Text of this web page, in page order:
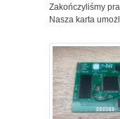
Zakończyliśmy
Nasza karta